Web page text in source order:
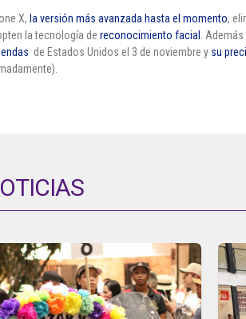
X, la versión más avanzada hasta el momento,
la tecnología de reconocimiento facial
.
de Estados Unidos el 3 de noviembre y su